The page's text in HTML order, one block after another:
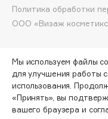
Dr.Althea
Dr.Ceuracle
DSD de Luxe
Dyson
ООО «Визаж
Политика обработки
Мы используем файлы
для улучшения работы
использования.
«Принять», вы
вашего браузера и